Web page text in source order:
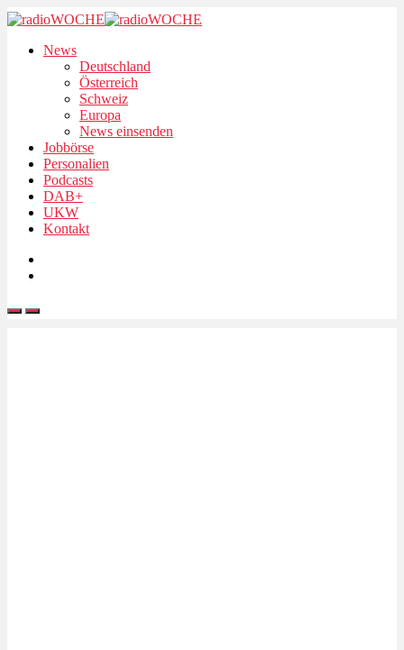
News
Deutschland
Österreich
Schweiz
Europa
News einsenden
Jobbörse
Personalien
Podcasts
DAB+
UKW
Kontakt